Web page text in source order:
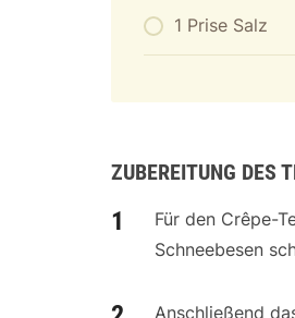
1 Prise Salz
ZUBEREITUNG DES
Für den Crêpe-
Schneebesen
Anschließend